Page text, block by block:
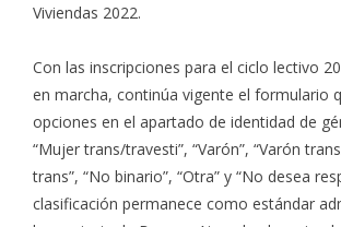
Viviendas 2022.
Con las inscripciones para el ciclo lectivo
en marcha, continúa vigente el formulario
opciones en el apartado de identidad de
“Mujer trans/travesti”, “Varón”, “Varón
trans”, “No binario”, “Otra” y “No desea
clasificación permanece como estándar